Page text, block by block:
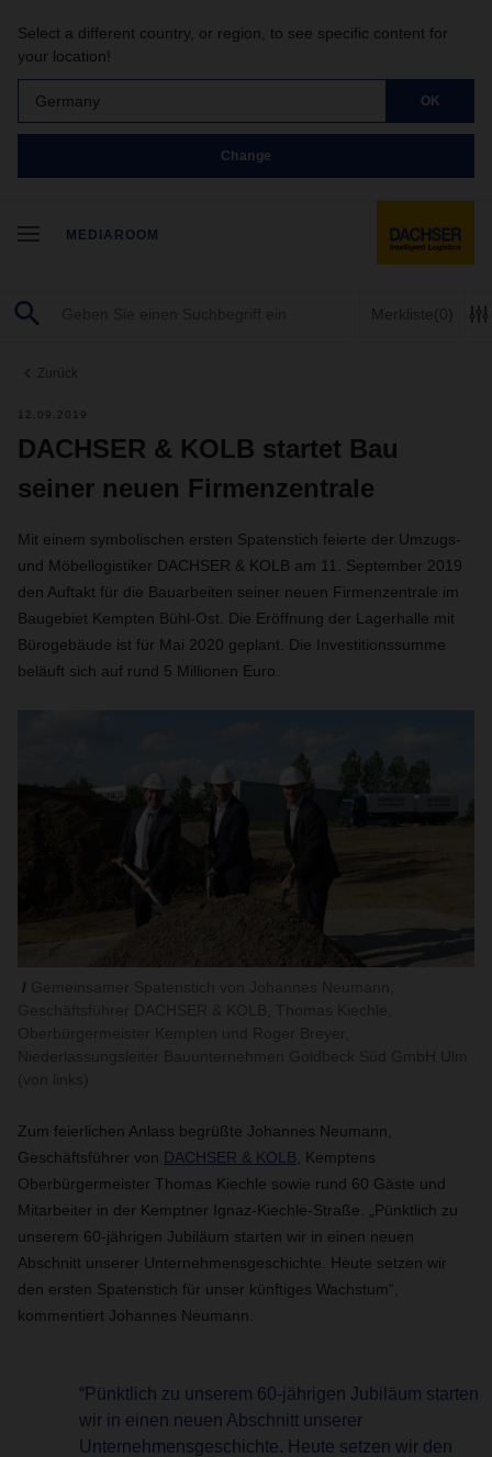
Select a different country, or region, to see specific content for
your location!
Germany OK
Change
MEDIAROOM
Merkliste(0)
Zurück
12.09.2019
DACHSER & KOLB startet Bau
seiner neuen Firmenzentrale
Mit einem symbolischen ersten Spatenstich feierte der Umzugs-
und Möbellogistiker DACHSER & KOLB am 11. September 2019
den Auftakt für die Bauarbeiten seiner neuen Firmenzentrale im
Baugebiet Kempten Bühl-Ost. Die Eröffnung der Lagerhalle mit
Bürogebäude ist für Mai 2020 geplant. Die Investitionssumme
beläuft sich auf rund 5 Millionen Euro.
Zum feierlichen Anlass begrüßte Johannes Neumann,
Geschäftsführer von DACHSER & KOLB , Kemptens
Oberbürgermeister Thomas Kiechle sowie rund 60 Gäste und
Mitarbeiter in der Kemptner Ignaz-Kiechle-Straße. „Pünktlich zu
unserem 60-jährigen Jubiläum starten wir in einen neuen
Abschnitt unserer Unternehmensgeschichte. Heute setzen wir
den ersten Spatenstich für unser künftiges Wachstum“,
kommentiert Johannes Neumann.
“Pünktlich zu unserem 60-jährigen Jubiläum starten
wir in einen neuen Abschnitt unserer
Unternehmensgeschichte. Heute setzen wir den